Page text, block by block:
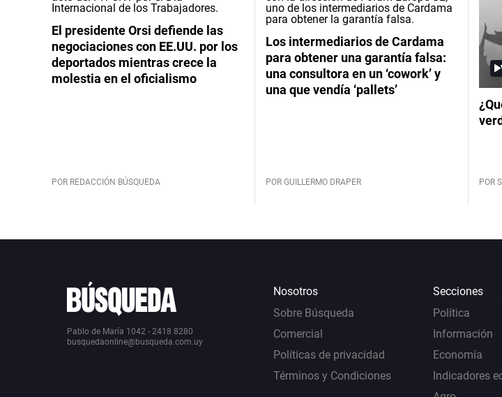
El presidente Orsi defiende las
negociaciones con EE.UU. por los
deportados mientras crece la
molestia en el oficialismo
POR REDACCIÓN BÚSQUEDA
Los intermediarios de Cardama
para obtener una garantía falsa:
una consultora en un ‘cowork’ y
una que vendía ‘pallets’
POR GUILLERMO DRAPER POR
Pablo de María 1042 - 2418 8280
busquedaonline@busqueda.com.uy
Nosotros
Sobre Búsqueda
Comercial
Políticas de privacidad
Términos y Condiciones
Secciones
Política
Información
Economía
Indicadores